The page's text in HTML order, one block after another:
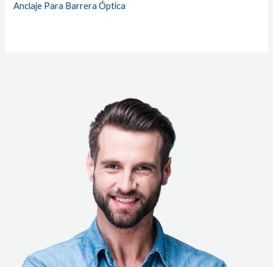
Anclaje Para Barrera Óptica